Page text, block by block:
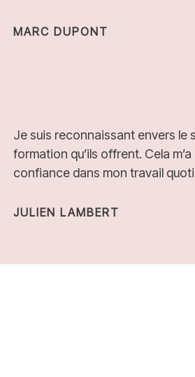
MARC DUPONT
Je suis reconnaissant envers le
formation qu’ils offrent. Cela
confiance dans mon travail
JULIEN LAMBERT